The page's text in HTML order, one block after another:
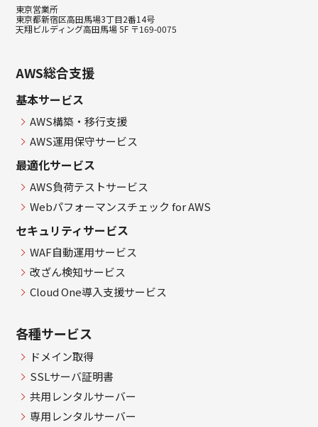
東京営業所
東京都新宿区高田馬場3丁目2番14号
天翔ビルディング高田馬場 5F 〒169-0075
AWS総合支援
基本サービス
AWS構築・移行支援
AWS運用保守サービス
最適化サービス
AWS負荷テストサービス
Webパフォーマンスチェック for AWS
セキュリティサービス
WAF自動運用サービス
改ざん検知サービス
Cloud One導入支援サービス
各種サービス
ドメイン取得
SSLサーバ証明書
共用レンタルサーバー
専用レンタルサーバー